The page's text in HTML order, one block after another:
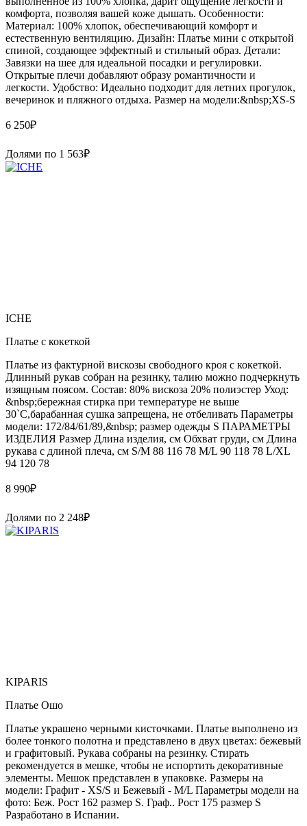
комфорта, позволяя вашей коже дышать. Особенности:
Материал: 100% хлопок, обеспечивающий комфорт и
естественную вентиляцию. Дизайн: Платье мини с открытой
спиной, создающее эффектный и стильный образ. Детали:
Завязки на шее для идеальной посадки и регулировки.
Открытые плечи добавляют образу романтичности и
легкости. Удобство: Идеально подходит для летних прогулок,
вечеринок и пляжного отдыха. Размер на модели:&nbsp;XS-S
6 250₽
Долями по 1 563₽
ICHE
Платье с кокеткой
Платье из фактурной вискозы свободного кроя с кокеткой.
Длинный рукав собран на резинку, талию можно подчеркнуть
изящным поясом. Состав: 80% вискоза 20% полиэстер Уход:
&nbsp;бережная стирка при температуре не выше
30`C,барабанная сушка запрещена, не отбеливать Параметры
модели: 172/84/61/89,&nbsp; размер одежды S ПАРАМЕТРЫ
ИЗДЕЛИЯ Размер Длина изделия, см Обхват груди, см Длина
рукава с длиной плеча, см S/M 88 116 78 M/L 90 118 78 L/XL
94 120 78
8 990₽
Долями по 2 248₽
KIPARIS
Платье Ошо
Платье украшено черными кисточками. Платье выполнено из
более тонкого полотна и представлено в двух цветах: бежевый
и графитовый. Рукава собраны на резинку. Стирать
рекомендуется в мешке, чтобы не испортить декоративные
элементы. Мешок представлен в упаковке. Размеры на
модели: Графит - XS/S и Бежевый - M/L Параметры модели на
фото: Беж. Рост 162 размер S. Граф.. Рост 175 размер S
Paзpaботaно в Иcпaнии.